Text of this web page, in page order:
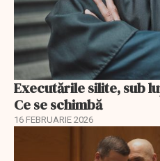
Executările silite, sub
Ce se schimbă
16 FEBRUARIE 2026